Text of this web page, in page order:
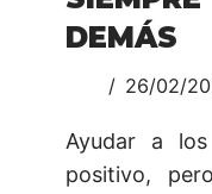
DEMÁS
26/02/
Ayudar a
positivo,